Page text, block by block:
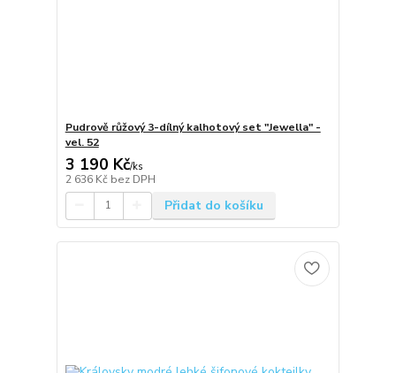
Pudrově růžový 3-dílný kalhotový set "Jewella" -
vel. 52
3 190 Kč/ks
2 636 Kč bez DPH
Přidat do košíku